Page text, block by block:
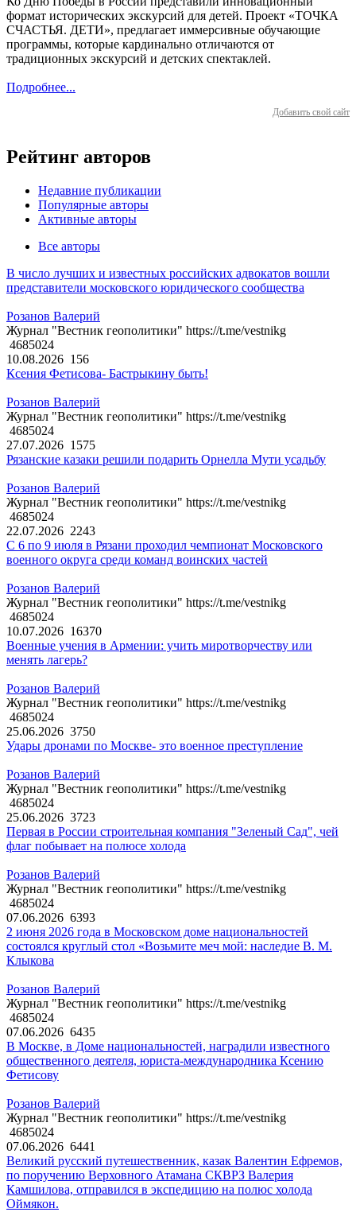
формат исторических экскурсий для детей. Проект «ТОЧКА
СЧАСТЬЯ. ДЕТИ», предлагает иммерсивные обучающие
программы, которые кардинально отличаются от
традиционных экскурсий и детских спектаклей.
Подробнее...
Добавить свой сайт
Рейтинг авторов
Недавние публикации
Популярные авторы
Активные авторы
Все авторы
В число лучших и известных российских адвокатов вошли
представители московского юридического сообщества
Розанов Валерий
Журнал "Вестник геополитики" https://t.me/vestnikg
4685024
10.08.2026 156
Ксения Фетисова- Бастрыкину быть!
Розанов Валерий
Журнал "Вестник геополитики" https://t.me/vestnikg
4685024
27.07.2026 1575
Рязанские казаки решили подарить Орнелла Мути усадьбу
Розанов Валерий
Журнал "Вестник геополитики" https://t.me/vestnikg
4685024
22.07.2026 2243
С 6 по 9 июля в Рязани проходил чемпионат Московского
военного округа среди команд воинских частей
Розанов Валерий
Журнал "Вестник геополитики" https://t.me/vestnikg
4685024
10.07.2026 16370
Военные учения в Армении: учить миротворчеству или
менять лагерь?
Розанов Валерий
Журнал "Вестник геополитики" https://t.me/vestnikg
4685024
25.06.2026 3750
Удары дронами по Москве- это военное преступление
Розанов Валерий
Журнал "Вестник геополитики" https://t.me/vestnikg
4685024
25.06.2026 3723
Первая в России строительная компания "Зеленый Сад", чей
флаг побывает на полюсе холода
Розанов Валерий
Журнал "Вестник геополитики" https://t.me/vestnikg
4685024
07.06.2026 6393
2 июня 2026 года в Московском доме национальностей
состоялся круглый стол «Возьмите меч мой: наследие В. М.
Клыкова
Розанов Валерий
Журнал "Вестник геополитики" https://t.me/vestnikg
4685024
07.06.2026 6435
В Москве, в Доме национальностей, наградили известного
общественного деятеля, юриста-международника Ксению
Фетисову
Розанов Валерий
Журнал "Вестник геополитики" https://t.me/vestnikg
4685024
07.06.2026 6441
Великий русский путешественник, казак Валентин Ефремов,
по поручению Верховного Атамана СКВРЗ Валерия
Камшилова, отправился в экспедицию на полюс холода
Оймякон.